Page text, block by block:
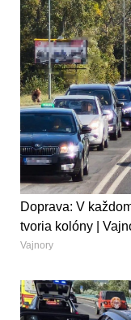
Doprava: V
tvoria kolóny |
Vajnory